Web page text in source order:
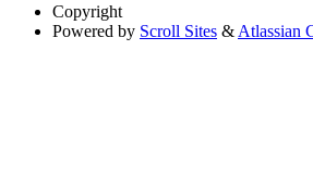
Copyright
Powered by Scroll Sites & Atlassian